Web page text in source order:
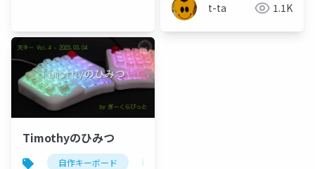
t-ta 1.1K
Timothyのひみつ
自作キーボード